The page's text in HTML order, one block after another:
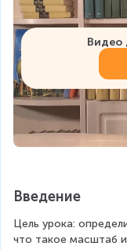
Видео
Введение
Цель урока:
что такое масштаб